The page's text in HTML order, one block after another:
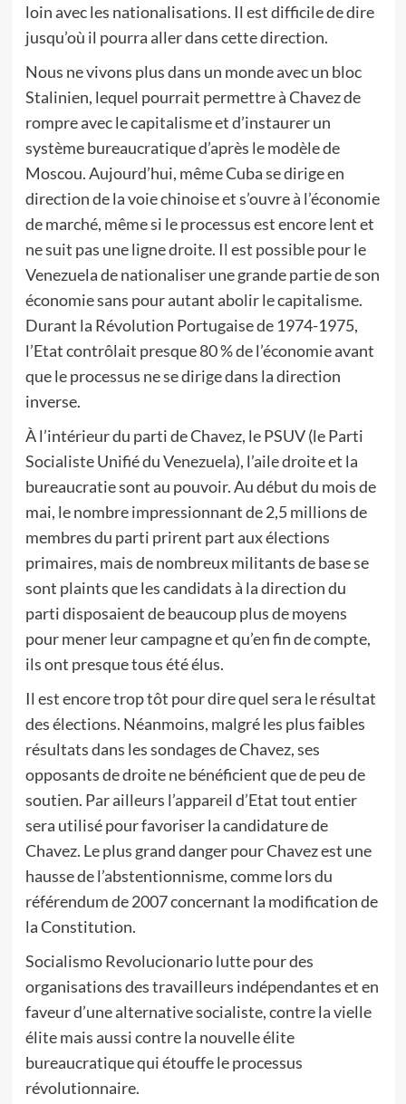
loin avec les nationalisations. Il est difficile de dire
jusqu’où il pourra aller dans cette direction.
Nous ne vivons plus dans un monde avec un bloc
Stalinien, lequel pourrait permettre à Chavez de
rompre avec le capitalisme et d’instaurer un
système bureaucratique d’après le modèle de
Moscou. Aujourd’hui, même Cuba se dirige en
direction de la voie chinoise et s’ouvre à l’économie
de marché, même si le processus est encore lent et
ne suit pas une ligne droite. Il est possible pour le
Venezuela de nationaliser une grande partie de son
économie sans pour autant abolir le capitalisme.
Durant la Révolution Portugaise de 1974-1975,
l’Etat contrôlait presque 80 % de l’économie avant
que le processus ne se dirige dans la direction
inverse.
À l’intérieur du parti de Chavez, le PSUV (le Parti
Socialiste Unifié du Venezuela), l’aile droite et la
bureaucratie sont au pouvoir. Au début du mois de
mai, le nombre impressionnant de 2,5 millions de
membres du parti prirent part aux élections
primaires, mais de nombreux militants de base se
sont plaints que les candidats à la direction du
parti disposaient de beaucoup plus de moyens
pour mener leur campagne et qu’en fin de compte,
ils ont presque tous été élus.
Il est encore trop tôt pour dire quel sera le résultat
des élections. Néanmoins, malgré les plus faibles
résultats dans les sondages de Chavez, ses
opposants de droite ne bénéficient que de peu de
soutien. Par ailleurs l’appareil d’Etat tout entier
sera utilisé pour favoriser la candidature de
Chavez. Le plus grand danger pour Chavez est une
hausse de l’abstentionnisme, comme lors du
référendum de 2007 concernant la modification de
la Constitution.
Socialismo Revolucionario lutte pour des
organisations des travailleurs indépendantes et en
faveur d’une alternative socialiste, contre la vielle
élite mais aussi contre la nouvelle élite
bureaucratique qui étouffe le processus
révolutionnaire.